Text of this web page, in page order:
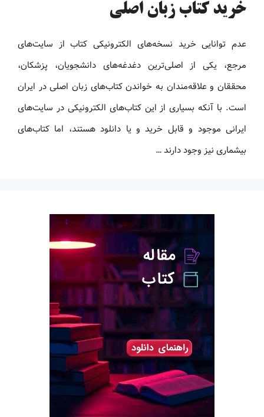
خرید کتاب زبان اصلی
عدم توانایی خرید نسخه‌های الکترونیکی کتاب‌ از سایت‌های
مرجع، یکی از اصلی‌ترین دغدغه‌های دانشجویان، پزشکان،
محققان و علاقه‌مندان به خواندن کتاب‌های زبان اصلی در ایران
است. با آنکه بسیاری از این کتاب‌های الکترونیکی در سایت‌های
ایرانی موجود و قابل خرید و یا دانلود هستند، اما کتاب‌های
بیشماری نیز وجود دارند …